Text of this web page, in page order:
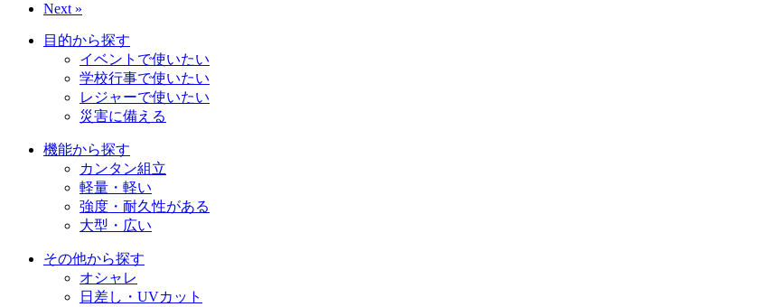
Next »
目的から探す
イベントで使いたい
学校行事で使いたい
レジャーで使いたい
災害に備える
機能から探す
カンタン組立
軽量・軽い
強度・耐久性がある
大型・広い
その他から探す
オシャレ
日差し・UVカット